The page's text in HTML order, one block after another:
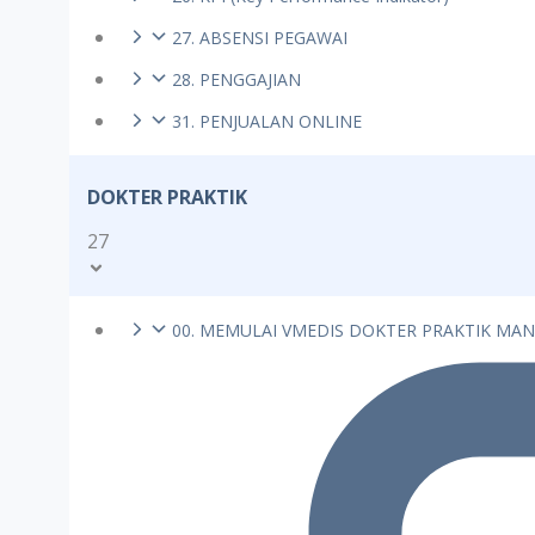
27. ABSENSI PEGAWAI
28. PENGGAJIAN
31. PENJUALAN ONLINE
DOKTER PRAKTIK
27
00. MEMULAI VMEDIS DOKTER PRAKTIK